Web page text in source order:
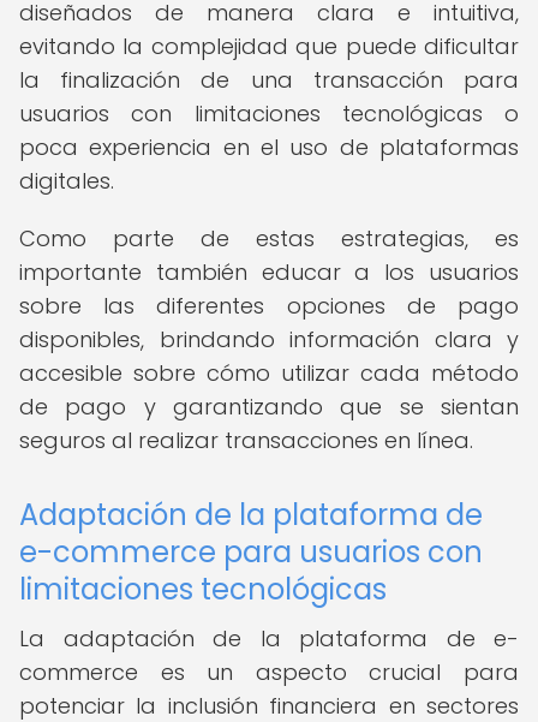
diseñados de manera clara e intuitiva,
evitando la complejidad que puede dificultar
la finalización de una transacción para
usuarios con limitaciones tecnológicas o
poca experiencia en el uso de plataformas
digitales.
Como parte de estas estrategias, es
importante también educar a los usuarios
sobre las diferentes opciones de pago
disponibles, brindando información clara y
accesible sobre cómo utilizar cada método
de pago y garantizando que se sientan
seguros al realizar transacciones en línea.
Adaptación de la plataforma de
e-commerce para usuarios con
limitaciones tecnológicas
La adaptación de la plataforma de e-
commerce es un aspecto crucial para
potenciar la inclusión financiera en sectores